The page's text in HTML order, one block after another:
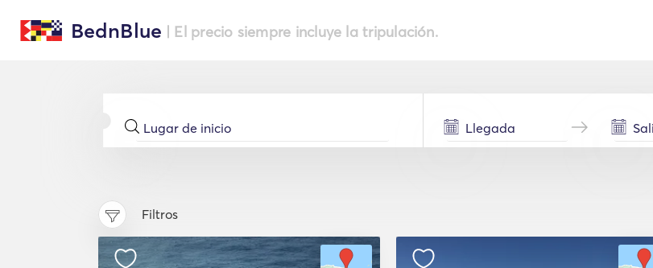
BednBlue | El precio siempre incluye la tripulación.
Filtros